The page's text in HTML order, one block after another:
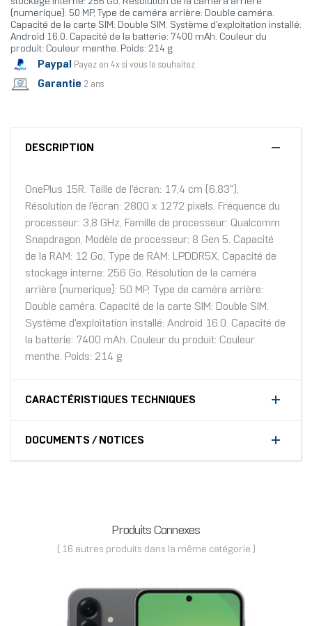
stockage interne: 256 Go. Résolution de la caméra arrière
(numerique): 50 MP, Type de caméra arrière: Double caméra.
Capacité de la carte SIM: Double SIM. Système d'exploitation installé:
Android 16.0. Capacité de la batterie: 7400 mAh. Couleur du
produit: Couleur menthe. Poids: 214 g
Paypal Payez en 4x si vous le souhaitez
Garantie 2 ans
DESCRIPTION
OnePlus 15R. Taille de l'écran: 17,4 cm (6.83"),
Résolution de l'écran: 2800 x 1272 pixels. Fréquence du
processeur: 3,8 GHz, Famille de processeur: Qualcomm
Snapdragon, Modèle de processeur: 8 Gen 5. Capacité
de la RAM: 12 Go, Type de RAM: LPDDR5X, Capacité de
stockage interne: 256 Go. Résolution de la caméra
arrière (numerique): 50 MP, Type de caméra arrière:
Double caméra. Capacité de la carte SIM: Double SIM.
Système d'exploitation installé: Android 16.0. Capacité de
la batterie: 7400 mAh. Couleur du produit: Couleur
menthe. Poids: 214 g
CARACTÉRISTIQUES TECHNIQUES
DOCUMENTS / NOTICES
Produits Connexes
( 16 autres produits dans la même catégorie )